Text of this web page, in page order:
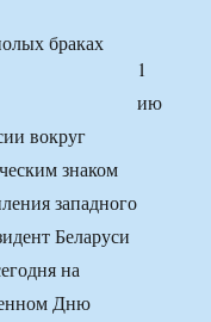
1
ию
вокруг
знаком
западного
Беларуси
на
Дню